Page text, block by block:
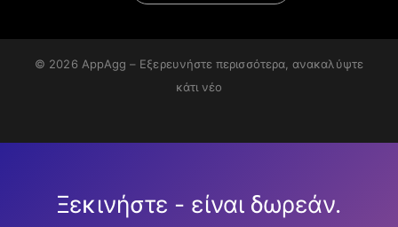
© 2026 AppAgg – Εξερευνήστε περισσότερα, ανακαλύψτε
κάτι νέο
Ξεκινήστε - είναι δωρεάν.